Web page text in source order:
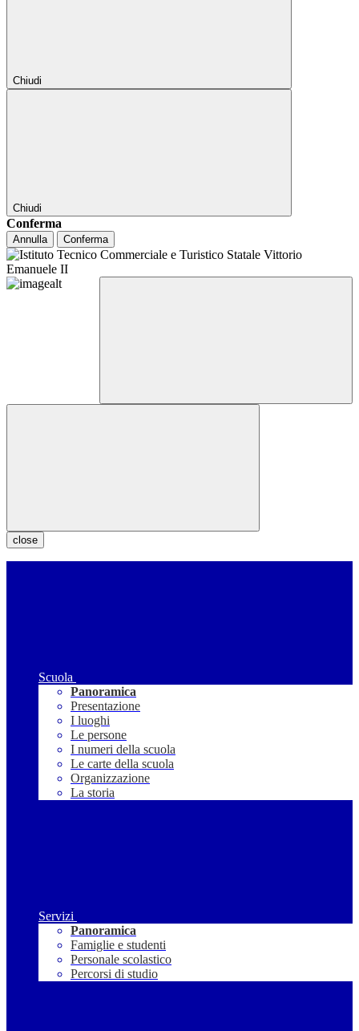
Chiudi
Chiudi
Conferma
Annulla Conferma
close
Scuola
Panoramica
Presentazione
I luoghi
Le persone
I numeri della scuola
Le carte della scuola
Organizzazione
La storia
Servizi
Panoramica
Famiglie e studenti
Personale scolastico
Percorsi di studio